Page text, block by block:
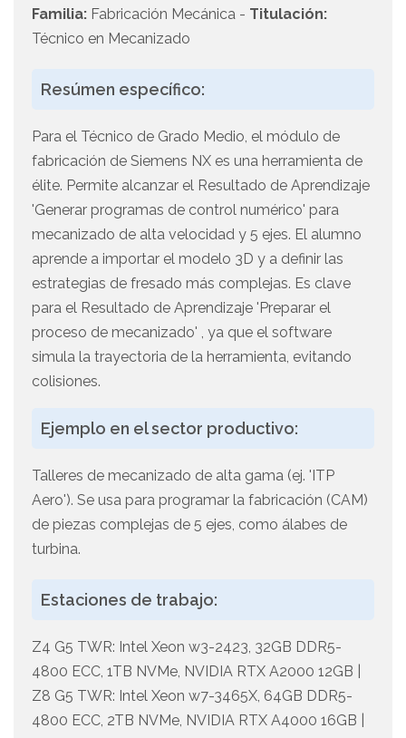
Familia: Fabricación Mecánica - Titulación:
Técnico en Mecanizado
Resúmen específico:
Para el Técnico de Grado Medio, el módulo de
fabricación de Siemens NX es una herramienta de
élite. Permite alcanzar el Resultado de Aprendizaje
'Generar programas de control numérico' para
mecanizado de alta velocidad y 5 ejes. El alumno
aprende a importar el modelo 3D y a definir las
estrategias de fresado más complejas. Es clave
para el Resultado de Aprendizaje 'Preparar el
proceso de mecanizado' , ya que el software
simula la trayectoria de la herramienta, evitando
colisiones.
Ejemplo en el sector productivo:
Talleres de mecanizado de alta gama (ej. 'ITP
Aero'). Se usa para programar la fabricación (CAM)
de piezas complejas de 5 ejes, como álabes de
turbina.
Estaciones de trabajo:
Z4 G5 TWR: Intel Xeon w3-2423, 32GB DDR5-
4800 ECC, 1TB NVMe, NVIDIA RTX A2000 12GB |
Z8 G5 TWR: Intel Xeon w7-3465X, 64GB DDR5-
4800 ECC, 2TB NVMe, NVIDIA RTX A4000 16GB |